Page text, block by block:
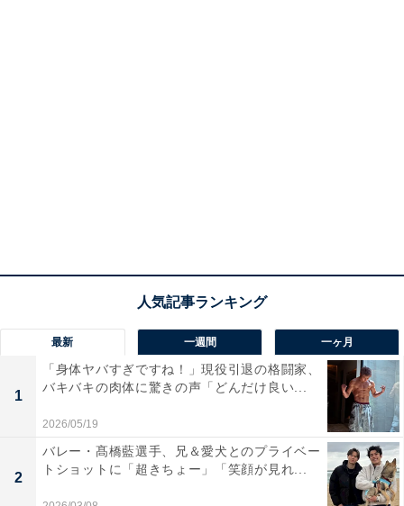
最新 一週間 一ヶ月
1
「身体ヤバすぎですね！」現役引退の格闘家、
バキバキの肉体に驚きの声「どんだけ良い...
2026/05/19
2
バレー・髙橋藍選手、兄＆愛犬とのプライベー
トショットに「超きちょー」「笑顔が見れ...